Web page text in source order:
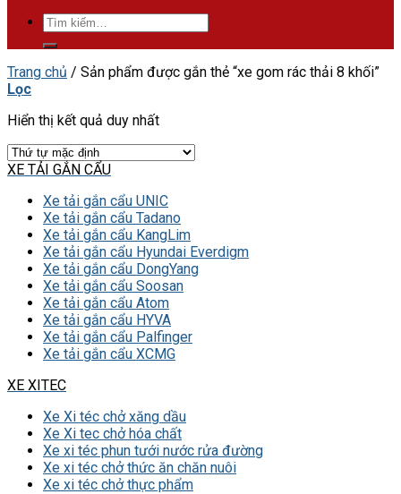
Tìm
kiếm:
Trang chủ / Sản phẩm được gắn thẻ “xe gom rác thải 8 khối”
Lọc
Hiển thị kết quả duy nhất
XE TẢI GẮN CẨU
Xe tải gắn cẩu UNIC
Xe tải gắn cẩu Tadano
Xe tải gắn cẩu KangLim
Xe tải gắn cẩu Hyundai Everdigm
Xe tải gắn cẩu DongYang
Xe tải gắn cẩu Soosan
Xe tải gắn cẩu Atom
Xe tải gắn cẩu HYVA
Xe tải gắn cẩu Palfinger
Xe tải gắn cẩu XCMG
XE XITEC
Xe Xi téc chở xăng dầu
Xe Xi tec chở hóa chất
Xe xi téc phun tưới nước rửa đường
Xe xi téc chở thức ăn chăn nuôi
Xe xi téc chở thực phẩm